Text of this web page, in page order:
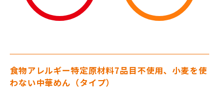
食物アレルギー特定原材料7品目不使用、小麦を使
わない中華めん（タイプ）